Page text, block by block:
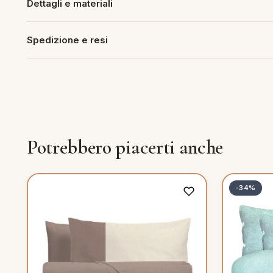
Dettagli e materiali
Spedizione e resi
Potrebbero piacerti anche
-34%